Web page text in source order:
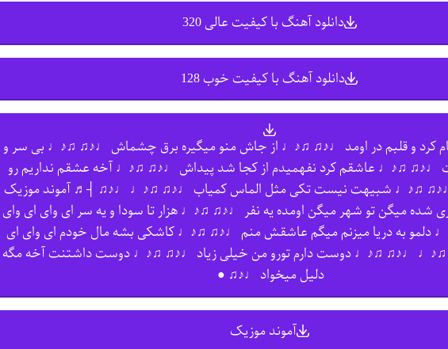
دانلود آهنگ با کیفیت عالی 320
دانلود آهنگ با کیفیت خوب 128
کرد و قلبم در اومد ♩♪♫ ♫♪♩ از جاش منو میگیره برق چشماش ♩♪♫ ♫♪♩ بی سر و
♩♪♫ ♫♪♩ عاشقم کرد نفهمیدم از کجا شد پیداش ♩♪♫ ♫♪♩ آخه عشقم نداریم رو
♫♪♩ شبیهت نیست تکی مثل الماس کمیاب ♩♪♫ ♫♪♩ ♩♪♫ ┤♬ آموند موزیک
میگن تو شهر میگن اومده یه نفر ♩♪♫ ♫♪♩ هزار تا سودا و یه سر ای وای ای وای
دلمو به دریا میزنم میگم عاشقش منم ♩♪♫ ♫♪♩ کاشکی بشه مال خودم ای وای ای
♫♪♩ ♩♪♫ ♫♪♩ دوست دارم تورو من خیلی زیاد ♩♪♫ ♫♪♩ دوست داشتنت آخه مگه
دلیل میخواد ♩♪♫ ●
آموند موزیک